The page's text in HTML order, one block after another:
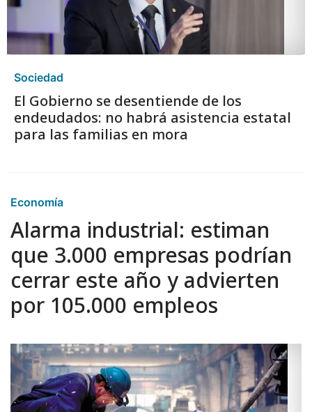
Sociedad
El Gobierno se desentiende de los
endeudados: no habrá asistencia estatal
para las familias en mora
Economía
Alarma industrial: estiman
que 3.000 empresas podrían
cerrar este año y advierten
por 105.000 empleos